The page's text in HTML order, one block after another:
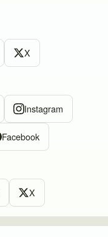
X
Instagram
Facebook
X